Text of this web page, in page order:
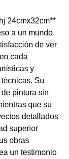
24cmx32cm**
a un mundo
de ver
cada
y
Su
pintura sin
que su
detallados
superior
obras
un testimonio